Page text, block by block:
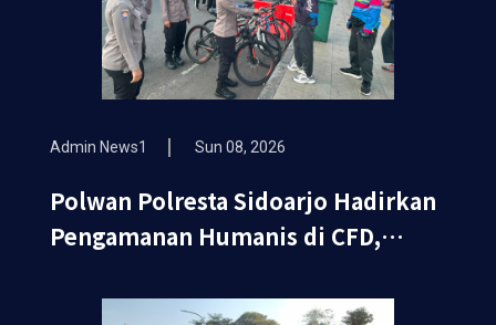
Admin News1 Sun 08, 2026
Polwan Polresta Sidoarjo Hadirkan
Pengamanan Humanis di CFD,
bagi Masyarakat